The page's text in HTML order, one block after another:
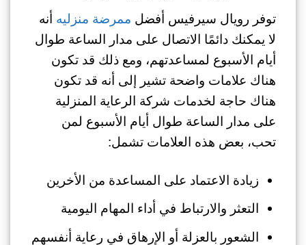
توفر رويال سيرفيس أفضل ممرضة منزليه أنه
لا يمكنك دائمًا الاتصال على مدار الساعة طوال
أيام الأسبوع لمساعدتهم، ومع ذلك قد تكون
هناك علامات واضحة تشير إلى أنه قد تكون
هناك حاجة لخدمات شركة الرعاية المنزلية
على مدار الساعة طوال أيام الأسبوع لمن
تحب، بعض هذه العلامات تشمل:
زيادة الاعتماد على المساعدة من الأخرين
التعثر والارتباط في أداء المهام اليومية
الشعور بالعزلة أو الإرهاق في رعاية أنفسهم